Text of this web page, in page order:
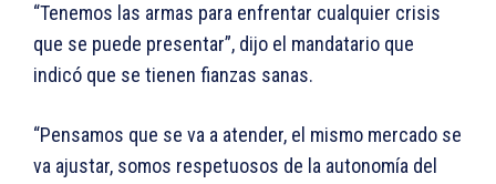
“Tenemos las armas para enfrentar cualquier crisis
que se puede presentar”, dijo el mandatario que
indicó que se tienen fianzas sanas.
“Pensamos que se va a atender, el mismo mercado se
va ajustar, somos respetuosos de la autonomía del